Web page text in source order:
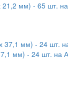
мм) - 65 шт. на
мм) - 24 шт. на